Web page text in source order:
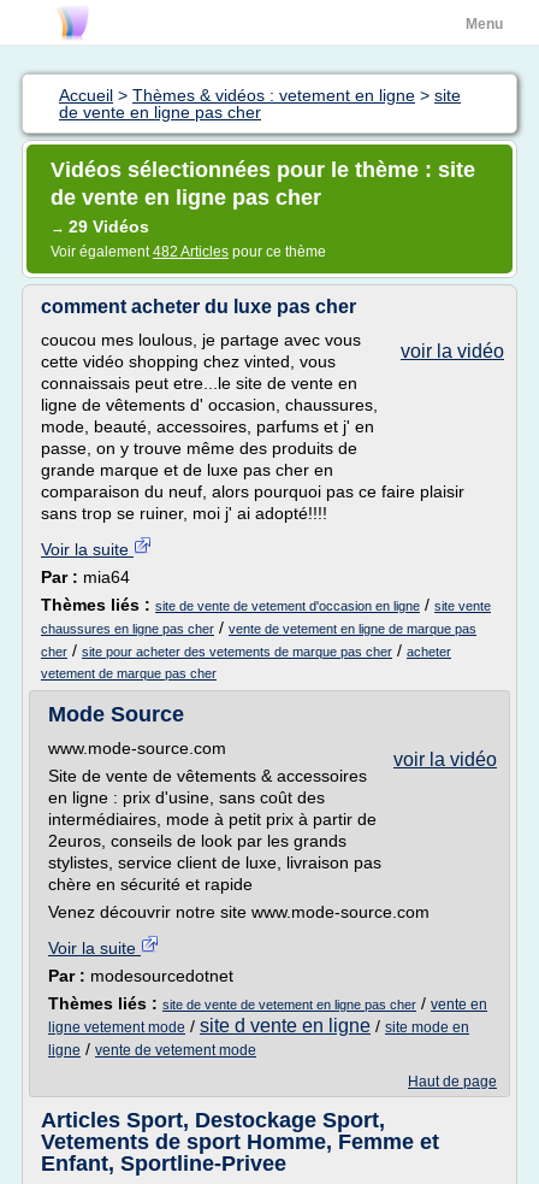
Menu
Accueil > Thèmes & vidéos : vetement en ligne > site
de vente en ligne pas cher
Vidéos sélectionnées pour le thème : site
de vente en ligne pas cher
→ 29 Vidéos
Voir également482 Articles pour ce thème
comment acheter du luxe pas cher
voir la vidéo
coucou mes loulous, je partage avec vous
cette vidéo shopping chez vinted, vous
connaissais peut etre...le site de vente en
ligne de vêtements d' occasion, chaussures,
mode, beauté, accessoires, parfums et j' en
passe, on y trouve même des produits de
grande marque et de luxe pas cher en
comparaison du neuf, alors pourquoi pas ce faire plaisir
sans trop se ruiner, moi j' ai adopté!!!!
Voir la suite
Par : mia64
Thèmes liés : site de vente de vetement d'occasion en ligne / site vente
chaussures en ligne pas cher / vente de vetement en ligne de marque pas
cher / site pour acheter des vetements de marque pas cher / acheter
vetement de marque pas cher
Mode Source
voir la vidéo
www.mode-source.com
Site de vente de vêtements & accessoires
en ligne : prix d'usine, sans coût des
intermédiaires, mode à petit prix à partir de
2euros, conseils de look par les grands
stylistes, service client de luxe, livraison pas
chère en sécurité et rapide
Venez découvrir notre site www.mode-source.com
Voir la suite
Par : modesourcedotnet
Thèmes liés : site de vente de vetement en ligne pas cher / vente en
ligne vetement mode / site d vente en ligne / site mode en
ligne / vente de vetement mode
Haut de page
Articles Sport, Destockage Sport,
Vetements de sport Homme, Femme et
Enfant, Sportline-Privee